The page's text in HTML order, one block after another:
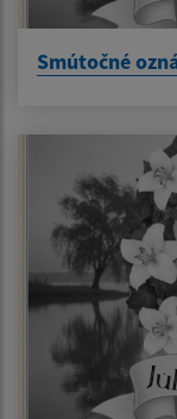
Smútočné